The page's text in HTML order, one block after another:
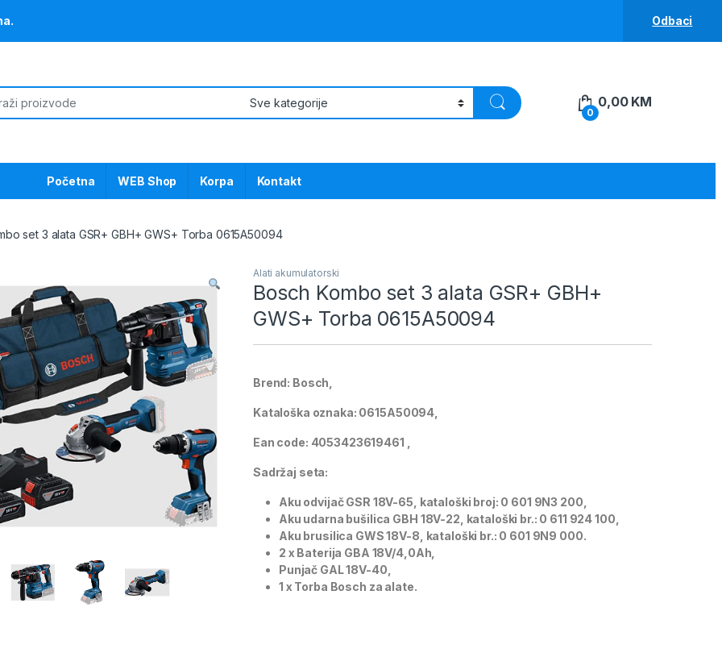
Odbaci
0
0,00 KM
Početna WEB Shop Korpa Kontakt
set 3 alata GSR+ GBH+ GWS+ Torba 0615A50094
Alati akumulatorski
Bosch Kombo set 3 alata GSR+ GBH+
GWS+ Torba 0615A50094
Brend: Bosch,
Kataloška oznaka: 0615A50094,
Ean code: 4053423619461 ,
Sadržaj seta:
Aku odvijač GSR 18V-65, kataloški broj: 0 601 9N3 200,
Aku udarna bušilica GBH 18V-22, kataloški br.: 0 611 924 100,
Aku brusilica GWS 18V-8, kataloški br.: 0 601 9N9 000.
2 x Baterija GBA 18V/4,0Ah,
Punjač GAL 18V-40,
1 x Torba Bosch za alate.